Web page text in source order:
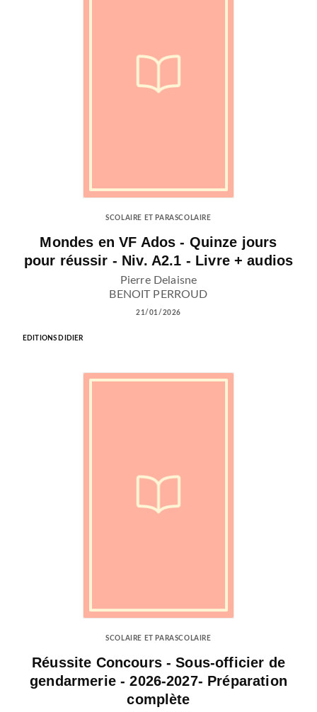
SCOLAIRE ET PARASCOLAIRE
Mondes en VF Ados - Quinze jours
pour réussir - Niv. A2.1 - Livre + audios
Pierre Delaisne
BENOIT PERROUD
21/01/2026
EDITIONS DIDIER
SCOLAIRE ET PARASCOLAIRE
Réussite Concours - Sous-officier de
gendarmerie - 2026-2027- Préparation
complète